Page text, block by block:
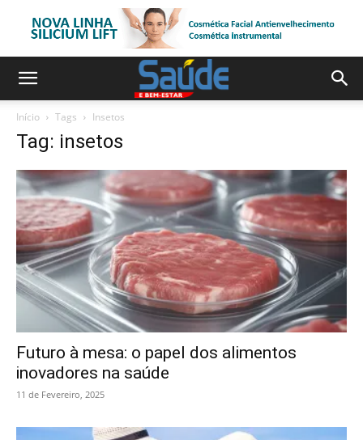
Início Tags Insetos
Tag: insetos
Futuro à mesa: o papel dos alimentos
inovadores na saúde
11 de Fevereiro, 2025